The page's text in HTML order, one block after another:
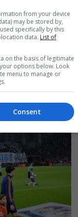
nuk
për
si një
from your device
may be stored by,
specifically by this
data. List of
on the basis of legitimate
options below. Look
menu to manage or
Consent